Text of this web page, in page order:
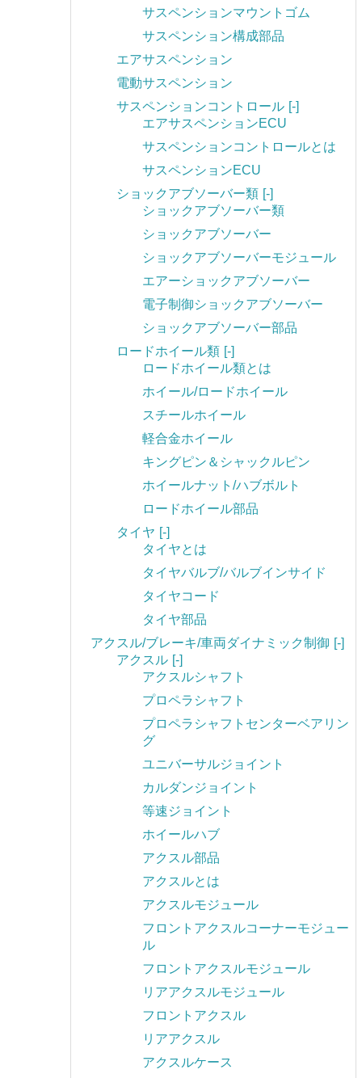
サスペンションマウントゴム
サスペンション構成部品
エアサスペンション
電動サスペンション
サスペンションコントロール [-]
エアサスペンションECU
サスペンションコントロールとは
サスペンションECU
ショックアブソーバー類 [-]
ショックアブソーバー類
ショックアブソーバー
ショックアブソーバーモジュール
エアーショックアブソーバー
電子制御ショックアブソーバー
ショックアブソーバー部品
ロードホイール類 [-]
ロードホイール類とは
ホイール/ロードホイール
スチールホイール
軽合金ホイール
キングピン＆シャックルピン
ホイールナット/ハブボルト
ロードホイール部品
タイヤ [-]
タイヤとは
タイヤバルブ/バルブインサイド
タイヤコード
タイヤ部品
アクスル/ブレーキ/車両ダイナミック制御 [-]
アクスル [-]
アクスルシャフト
プロペラシャフト
プロペラシャフトセンターベアリン
グ
ユニバーサルジョイント
カルダンジョイント
等速ジョイント
ホイールハブ
アクスル部品
アクスルとは
アクスルモジュール
フロントアクスルコーナーモジュー
ル
フロントアクスルモジュール
リアアクスルモジュール
フロントアクスル
リアアクスル
アクスルケース